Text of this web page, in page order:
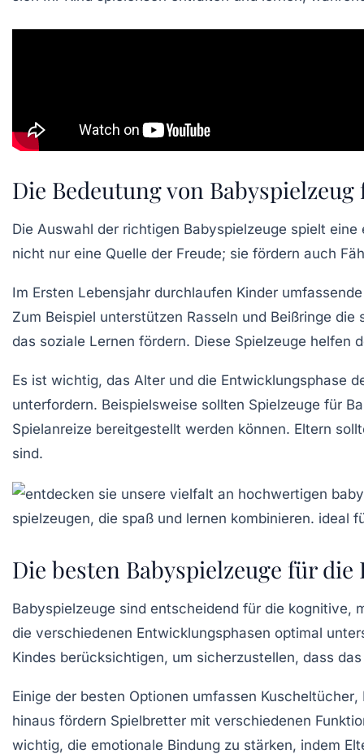
Die Bedeutung von
Die Auswahl der richtigen Babyspielzeuge spielt eine
nicht nur eine Quelle der Freude; sie fördern auch
Im Ersten Lebensjahr durchlaufen Kinder
Zum Beispiel unterstützen Rasseln und Beißringe die
das soziale Lernen fördern. Diese Spielzeuge helfen
Es ist wichtig, das Alter und die Entwicklungsphase
unterfordern. Beispielsweise sollten Spielzeuge für
Spielanreize bereitgestellt werden können. Eltern
sind.
Die besten Babyspielzeuge für
Babyspielzeuge sind entscheidend für die kognitive,
die verschiedenen Entwicklungsphasen optimal
Kindes berücksichtigen, um sicherzustellen, dass
Einige der besten Optionen umfassen Kuscheltücher,
hinaus fördern Spielbretter mit verschiedenen
wichtig, die emotionale Bindung zu stärken, indem